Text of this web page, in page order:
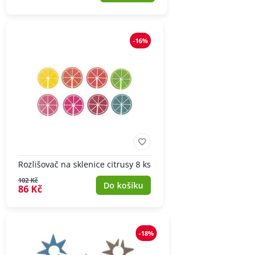
-16%
Rozlišovač na sklenice citrusy 8 ks
102 Kč
86 Kč Do košíku
-18%